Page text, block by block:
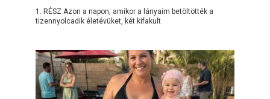
1. RÉSZ Azon a napon, amikor a lányaim betöltötték a
tizennyolcadik életévüket, két kifakult